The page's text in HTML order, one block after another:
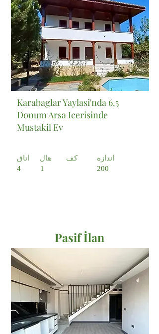
Karabaglar Yaylasi'nda 6.5
Donum Arsa Icerisinde
Mustakil Ev
اتاق
4
هال
1
کف
اندازه
200
Pasif İlan